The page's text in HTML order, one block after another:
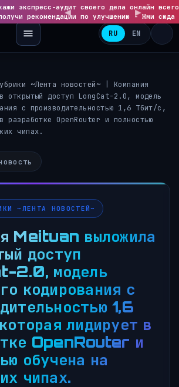
экспресс-аудит своего дела онлайн
рекомендации по улучшению - Жми
RU EN
~Лента новостей~
Компания
открытый доступ LongCat-2.0, модель
с производительностью 1,6 Тбит/с,
разработке OpenRouter и полностью
чипах.
~ЛЕНТА НОВОСТЕЙ~
Meituan выложила
доступ
2.0, модель
кодирования с
1,6
лидирует в
OpenRouter и
обучена на
чипах.